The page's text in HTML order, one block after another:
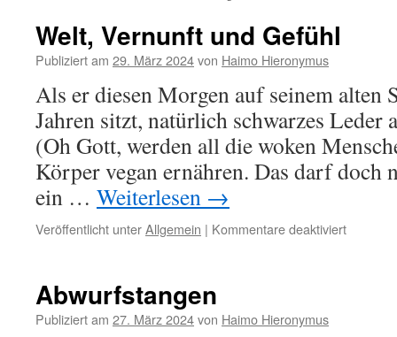
Welt, Vernunft und Gefühl
Publiziert am 29. März 2024von Haimo Hieronymus
Als er diesen Morgen auf seinem alten
Jahren sitzt, natürlich schwarzes
(Oh Gott, werden all die woken
Körper vegan ernähren. Das darf doch
ein … Weiterlesen →
Veröffentlicht unterAllgemein | Kommentare deaktiviertfür
Abwurfstangen
Publiziert am 27. März 2024von Haimo Hieronymus